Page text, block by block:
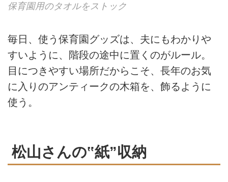
保育園用のタオルをストック
毎日、使う保育園グッズは、夫にもわかりや
すいように、階段の途中に置くのがルール。
目につきやすい場所だからこそ、長年のお気
に入りのアンティークの木箱を、飾るように
使う。
松山さんの‟紙”収納